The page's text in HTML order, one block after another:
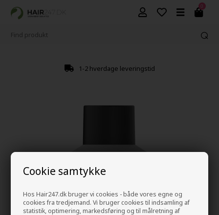
Cookie samtykke
Hos Hair247.dk bruger vi cookies - både vores egne og
cookies fra tredjemand. Vi bruger cookies til indsamling af
statistik, optimering, markedsføring og til målretning af
0
1-2 hverdage leveringstid